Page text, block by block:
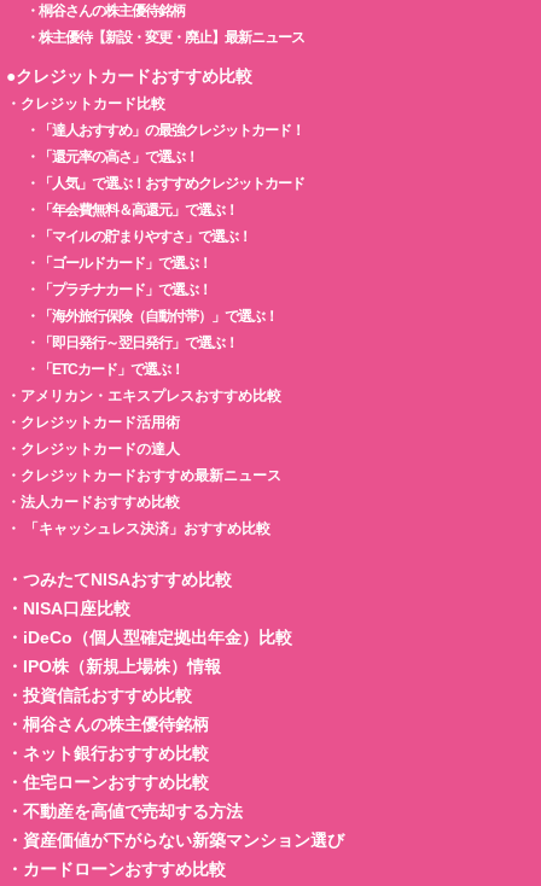
・ 桐谷さんの株主優待銘柄
・ 株主優待【新設・変更・廃止】最新ニュース
●クレジットカードおすすめ比較
・ クレジットカード比較
・
「達人おすすめ」の最強クレジットカード！
・
「還元率の高さ」で選ぶ！
・
「人気」で選ぶ！おすすめクレジットカード
・
「年会費無料＆高還元」で選ぶ！
・
「マイルの貯まりやすさ」で選ぶ！
・
「ゴールドカード」で選ぶ！
・
「プラチナカード」で選ぶ！
・
「海外旅行保険（自動付帯）」で選ぶ！
・
「即日発行～翌日発行」で選ぶ！
・
「ETCカード」で選ぶ！
・ アメリカン・エキスプレスおすすめ比較
・ クレジットカード活用術
・ クレジットカードの達人
・ クレジットカードおすすめ最新ニュース
・ 法人カードおすすめ比較
・
「キャッシュレス決済」おすすめ比較
・ つみたてNISAおすすめ比較
・ NISA口座比較
・ iDeCo（個人型確定拠出年金）比較
・ IPO株（新規上場株）情報
・ 投資信託おすすめ比較
・ 桐谷さんの株主優待銘柄
・ ネット銀行おすすめ比較
・ 住宅ローンおすすめ比較
・ 不動産を高値で売却する方法
・ 資産価値が下がらない新築マンション選び
・ カードローンおすすめ比較